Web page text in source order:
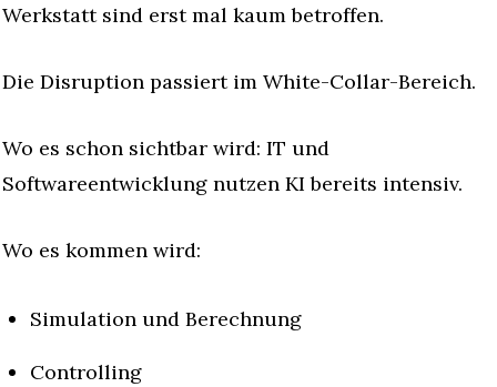
Werkstatt sind erst mal kaum betroffen.
Die Disruption passiert im White-Collar-Bereich.
Wo es schon sichtbar wird: IT und
Softwareentwicklung nutzen KI bereits intensiv.
Wo es kommen wird:
Simulation und Berechnung
Controlling